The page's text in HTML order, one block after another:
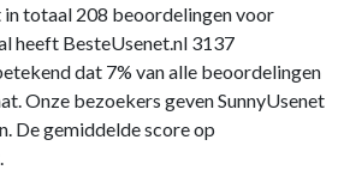
in totaal 208 beoordelingen voor
heeft BesteUsenet.nl 3137
dat 7% van alle beoordelingen
Onze bezoekers geven SunnyUsenet
De gemiddelde score op